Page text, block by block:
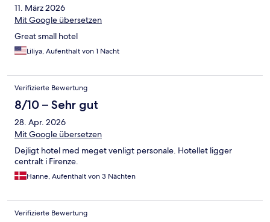
11. März 2026
Mit Google übersetzen
Great small hotel
Liliya, Aufenthalt von 1 Nacht
Verifizierte Bewertung
8/10 – Sehr gut
28. Apr. 2026
Mit Google übersetzen
Dejligt hotel med meget venligt personale. Hotellet ligger
centralt i Firenze.
Hanne, Aufenthalt von 3 Nächten
Verifizierte Bewertung